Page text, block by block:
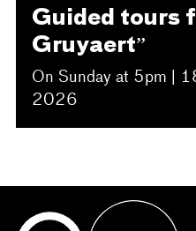
Guided tours
Gruyaert”
On Sunday at 5pm |
2026